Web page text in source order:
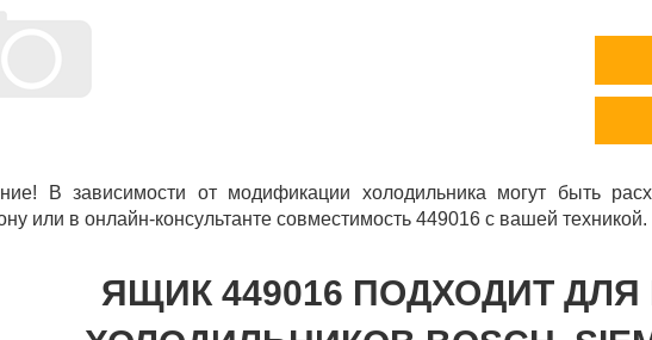
В зависимости от модификации холодильника могут быть
или в онлайн-консультанте совместимость 449016 с вашей техникой.
ЯЩИК 449016 ПОДХОДИТ